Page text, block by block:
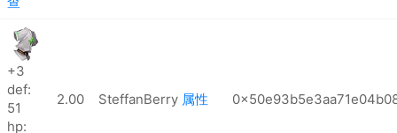
+3
def:
51
hp:
2.00 SteffanBerry 属性